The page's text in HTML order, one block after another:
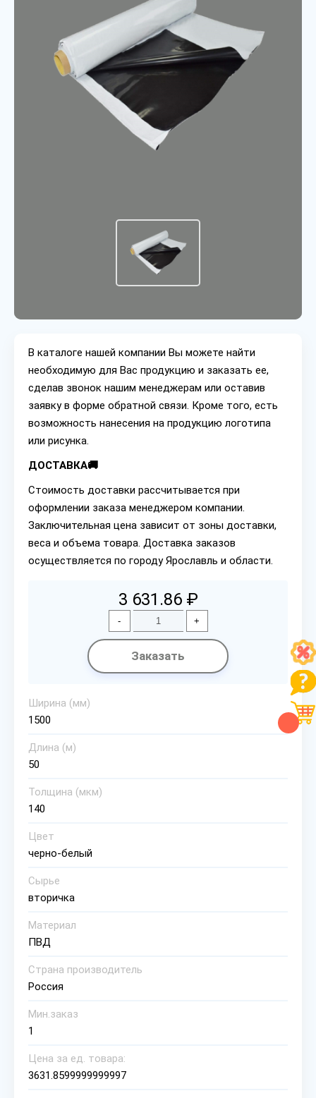
В каталоге нашей компании Вы можете найти
необходимую для Вас продукцию и заказать ее,
сделав звонок нашим менеджерам или оставив
заявку в форме обратной связи. Кроме того, есть
возможность нанесения на продукцию логотипа
или рисунка.
ДОСТАВКА🚚
Стоимость доставки рассчитывается при
оформлении заказа менеджером компании.
Заключительная цена зависит от зоны доставки,
веса и объема товара. Доставка заказов
осуществляется по городу Ярославль и области.
3 631.86 ₽
- +
Заказать
Ширина (мм)
1500
Длина (м)
50
Толщина (мкм)
140
Цвет
черно-белый
Сырье
вторичка
Материал
ПВД
Страна производитель
Россия
Мин.заказ
1
Цена за ед. товара:
3631.8599999999997